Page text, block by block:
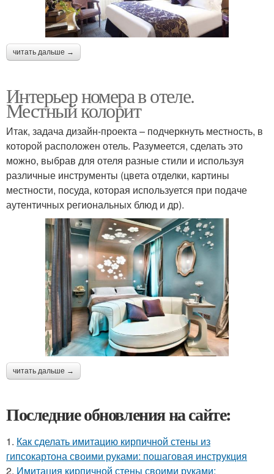
читать дальше →
Интерьер номера в отеле.
Местный колорит
Итак, задача дизайн-проекта – подчеркнуть местность, в
которой расположен отель. Разумеется, сделать это
можно, выбрав для отеля разные стили и используя
различные инструменты (цвета отделки, картины
местности, посуда, которая используется при подаче
аутентичных региональных блюд и др).
читать дальше →
Последние обновления на сайте:
1. Как сделать имитацию кирпичной стены из
гипсокартона своими руками: пошаговая инструкция
2. Имитация кирпичной стены своими руками: